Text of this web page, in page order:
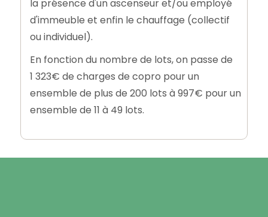
la présence d'un ascenseur et/ou employé
d'immeuble et enfin le chauffage (collectif
ou individuel).
En fonction du nombre de lots, on passe de
1 323€ de charges de copro pour un
ensemble de plus de 200 lots à 997€ pour un
ensemble de 11 à 49 lots.